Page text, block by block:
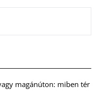
magánúton: miben tér